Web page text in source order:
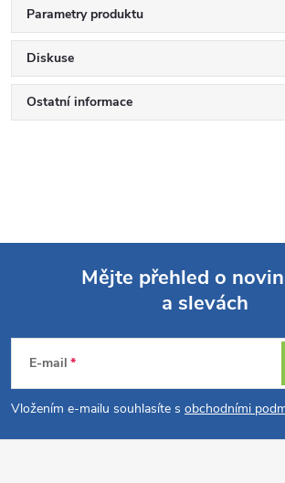
Parametry produktu
Diskuse
Ostatní informace
p
a
Mějte přehled o
a slevách
E-mail
Vložením e-mailu souhlasíte s obchodními